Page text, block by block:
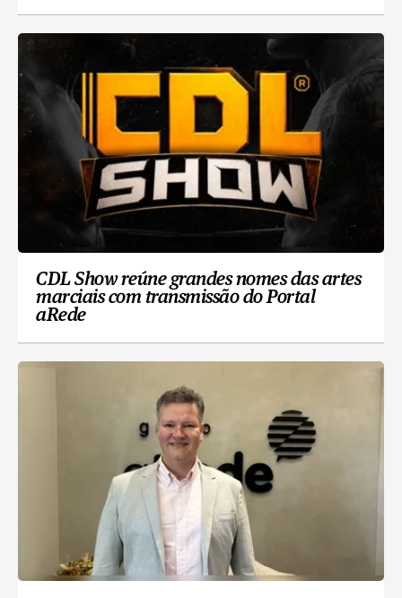
CDL Show reúne grandes nomes das artes
marciais com transmissão do Portal
aRede